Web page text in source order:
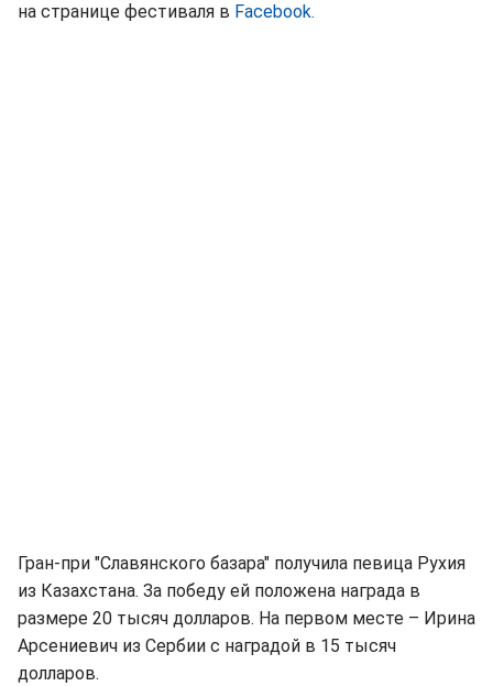
на странице фестиваля в Facebook.
Гран-при "Славянского базара" получила певица Рухия
из Казахстана. За победу ей положена награда в
размере 20 тысяч долларов. На первом месте – Ирина
Арсениевич из Сербии с наградой в 15 тысяч
долларов.